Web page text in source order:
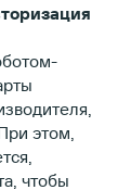
этом,
чтобы